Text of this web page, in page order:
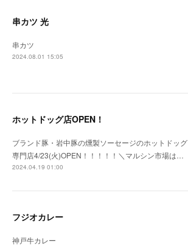
串カツ 光
串カツ
2024.08.01 15:05
ホットドッグ店OPEN！
ブランド豚・岩中豚の燻製ソーセージのホットドッグ
専門店4/23(火)OPEN！！！！！＼マルシン市場は…
2024.04.19 01:00
フジオカレー
神戸牛カレー